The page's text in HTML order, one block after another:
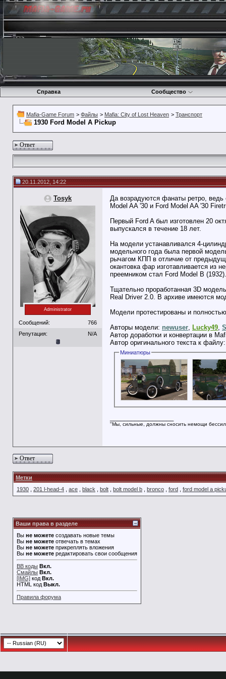
Справка Сообщество
Mafia-Game Forum > Файлы > Mafia: City of Lost Heaven > Транспорт
1930 Ford Model A Pickup
Ответ
20.11.2012, 14:22
Tosyk
Administrator
Сообщений:
766
Репутация:
N/A
Да возрадуются фанаты ретро,
Model AA '30 и Ford Model AA '30
Первый Ford A был изготовлен 20
выпускался в течение 18 лет.
На модели устанавливался 4-
модельного года была первой
рычагом КПП в отличие от
окантовка фар изготавливается из
преемником стал Ford Model B (1932).
Тщательно проработанная 3D
Real Driver 2.0. В архиве имеются
Модели протестированы и
Авторы модели: newuser, Lucky49,
Автор доработки и конвертации в
Автор оригинального текста к
Миниатюры
"Мы, сильные, должны сносить немощи
Ответ
Метки
1930
201 l-head-4 ace black bolt bolt model b bronco ford ford model a
Ваши права в разделе
Вы не можете создавать новые темы
Вы не можете отвечать в темах
Вы не можете прикреплять вложения
Вы не можете редактировать свои сообщения
BB коды Вкл.
Смайлы Вкл.
[IMG] код Вкл.
HTML код Выкл.
Правила форума